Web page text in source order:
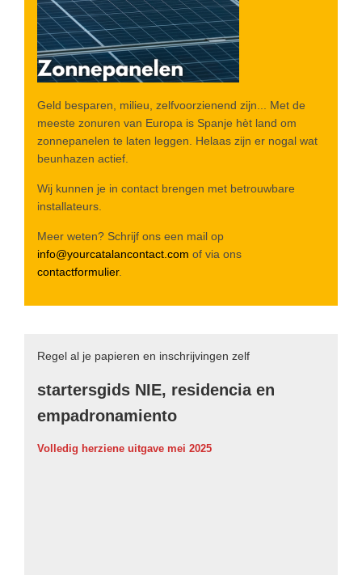
Geld besparen, milieu, zelfvoorzienend zijn... Met de
meeste zonuren van Europa is Spanje hèt land om
zonnepanelen te laten leggen. Helaas zijn er nogal wat
beunhazen actief.
Wij kunnen je in contact brengen met betrouwbare
installateurs.
Meer weten? Schrijf ons een mail op
info@yourcatalancontact.com of via ons
contactformulier.
Regel al je papieren en inschrijvingen zelf
startersgids NIE, residencia en
empadronamiento
Volledig herziene uitgave mei 2025